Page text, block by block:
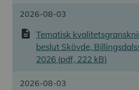
description
Tematisk
beslut Skövde,
2026 (pdf, 222 kB)
2026-08-03
2026-08-03